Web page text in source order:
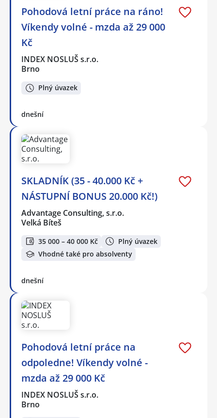
Pohodová letní práce na ráno!
Víkendy volné - mzda až 29 000
Kč
INDEX NOSLUŠ s.r.o.
Brno
Plný úvazek
dnešní
SKLADNÍK (35 - 40.000 Kč +
NÁSTUPNÍ BONUS 20.000 Kč!)
Advantage Consulting, s.r.o.
Velká Bíteš
35 000 – 40 000 Kč
Plný úvazek
Vhodné také pro absolventy
dnešní
Pohodová letní práce na
odpoledne! Víkendy volné -
mzda až 29 000 Kč
INDEX NOSLUŠ s.r.o.
Brno